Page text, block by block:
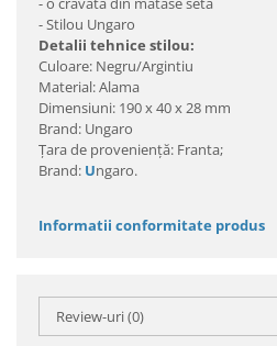
- Stilou Ungaro
Detalii tehnice stilou:
Culoare: Negru/Argintiu
Material: Alama
Dimensiuni: 190 x 40 x 28 mm
Brand: Ungaro
Ţara de provenienţă: Franta;
Brand: Ungaro.
Informatii conformitate produs
Review-uri(0)